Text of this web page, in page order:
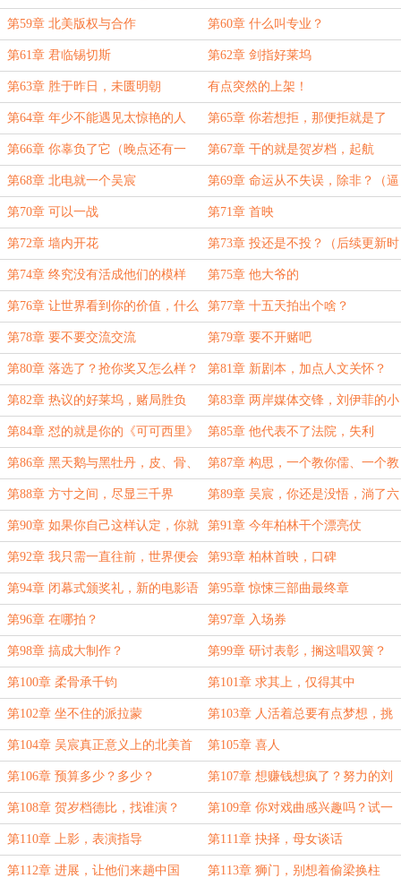
第59章 北美版权与合作 第60章 什么叫专业？
第61章 君临锡切斯 第62章 剑指好莱坞
第63章 胜于昨日，未匮明朝 有点突然的上架！
第64章 年少不能遇见太惊艳的人
（求首订）
第65章 你若想拒，那便拒就是了
第66章 你辜负了它（晚点还有一
章）
第67章 干的就是贺岁档，起航
第68章 北电就一个吴宸 第69章 命运从不失误，除非？（逼
一下自己，晚点还有一章）
第70章 可以一战 第71章 首映
第72章 墙内开花 第73章 投还是不投？（后续更新时
间：每天下午6点附近）
第74章 终究没有活成他们的模样 第75章 他大爷的
第76章 让世界看到你的价值，什么
叫快枪手
第77章 十五天拍出个啥？
第78章 要不要交流交流 第79章 要不开赌吧
第80章 落选了？抢你奖又怎么样？ 第81章 新剧本，加点人文关怀？
第82章 热议的好莱坞，赌局胜负 第83章 两岸媒体交锋，刘伊菲的小
肥猪
第84章 怼的就是你的《可可西里》 第85章 他代表不了法院，失利
第86章 黑天鹅与黑牡丹，皮、骨、
魂
第87章 构思，一个教你儒、一个教
你柔
第88章 方寸之间，尽显三千界 第89章 吴宸，你还是没悟，淌了六
百年的血！
第90章 如果你自己这样认定，你就
完了
第91章 今年柏林干个漂亮仗
第92章 我只需一直往前，世界便会
记住我的名字
第93章 柏林首映，口碑
第94章 闭幕式颁奖礼，新的电影语
言
第95章 惊悚三部曲最终章
第96章 在哪拍？ 第97章 入场券
第98章 搞成大制作？ 第99章 研讨表彰，搁这唱双簧？
第100章 柔骨承千钧 第101章 求其上，仅得其中
第102章 坐不住的派拉蒙 第103章 人活着总要有点梦想，挑
战一下
第104章 吴宸真正意义上的北美首
秀
第105章 喜人
第106章 预算多少？多少？ 第107章 想赚钱想疯了？努力的刘
伊菲
第108章 贺岁档德比，找谁演？ 第109章 你对戏曲感兴趣吗？试一
试
第110章 上影，表演指导 第111章 抉择，母女谈话
第112章 进展，让他们来趟中国 第113章 狮门，别想着偷梁换柱